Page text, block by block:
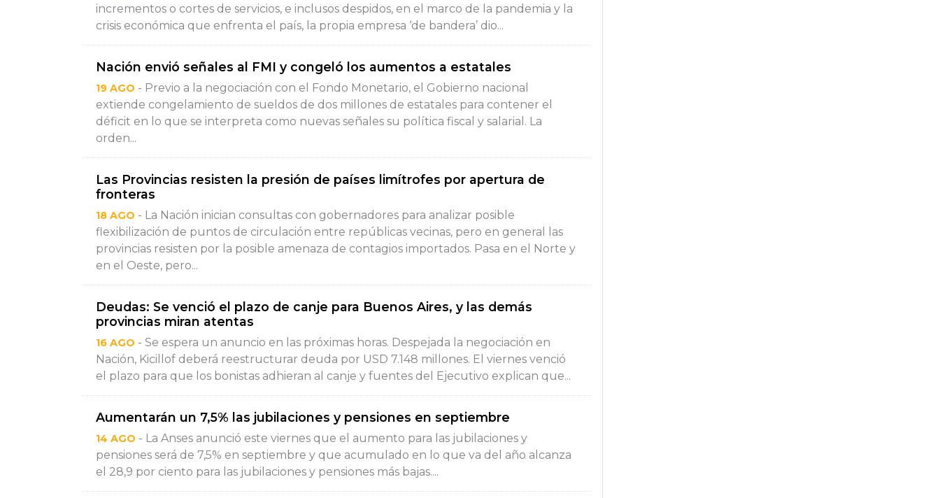
incrementos o cortes de servicios, e inclusos despidos, en el marco de la pandemia y la
crisis económica que enfrenta el país, la propia empresa ‘de bandera’ dio...
Nación envió señales al FMI y congeló los aumentos a estatales
19 AGO - Previo a la negociación con el Fondo Monetario, el Gobierno nacional
extiende congelamiento de sueldos de dos millones de estatales para contener el
déficit en lo que se interpreta como nuevas señales su política fiscal y salarial. La
orden...
Las Provincias resisten la presión de países limítrofes por apertura de
fronteras
18 AGO - La Nación inician consultas con gobernadores para analizar posible
flexibilización de puntos de circulación entre repúblicas vecinas, pero en general las
provincias resisten por la posible amenaza de contagios importados. Pasa en el Norte y
en el Oeste, pero...
Deudas: Se venció el plazo de canje para Buenos Aires, y las demás
provincias miran atentas
16 AGO - Se espera un anuncio en las próximas horas. Despejada la negociación en
Nación, Kicillof deberá reestructurar deuda por USD 7.148 millones. El viernes venció
el plazo para que los bonistas adhieran al canje y fuentes del Ejecutivo explican que...
Aumentarán un 7,5% las jubilaciones y pensiones en septiembre
14 AGO - La Anses anunció este viernes que el aumento para las jubilaciones y
pensiones será de 7,5% en septiembre y que acumulado en lo que va del año alcanza
el 28,9 por ciento para las jubilaciones y pensiones más bajas....